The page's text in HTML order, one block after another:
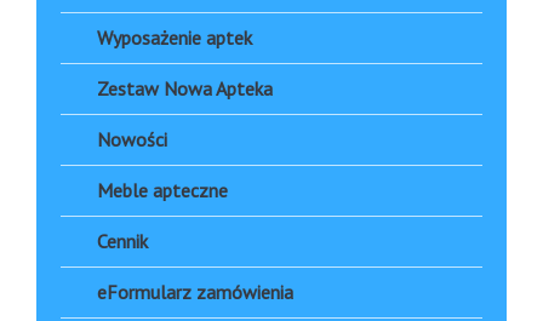
Wyposażenie aptek
Zestaw Nowa Apteka
Nowości
Meble apteczne
Cennik
eFormularz zamówienia